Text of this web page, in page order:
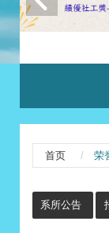
首页 荣
系所公告